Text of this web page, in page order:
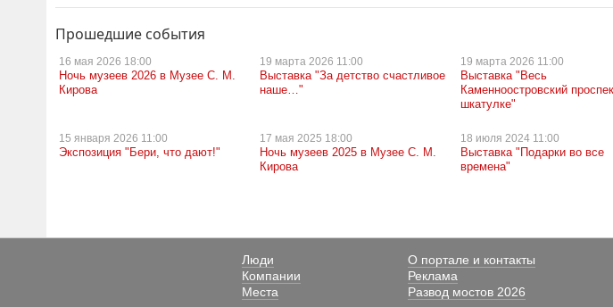
Прошедшие события
16 мая 2026 18:00
Ночь музеев 2026 в Музее С. М.
Кирова
19 марта 2026 11:00
Выставка "За детство счастливое
наше…"
19 марта 2026 11:00
Выставка "Весь
Каменноостровский
шкатулке"
15 января 2026 11:00
Экспозиция "Бери, что дают!"
17 мая 2025 18:00
Ночь музеев 2025 в Музее С. М.
Кирова
18 июля 2024 11:00
Выставка "Подарки во все
времена"
Люди
О портале и контакты
Компании
Реклама
Места
Развод мостов 2026